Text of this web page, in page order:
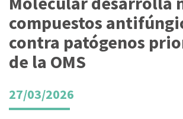
compuestos
contra patógenos
de la OMS
27/03/2026